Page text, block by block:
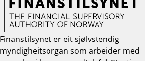
Finanstilsynet er eit sjølvstendig
myndigheitsorgan som arbeider med